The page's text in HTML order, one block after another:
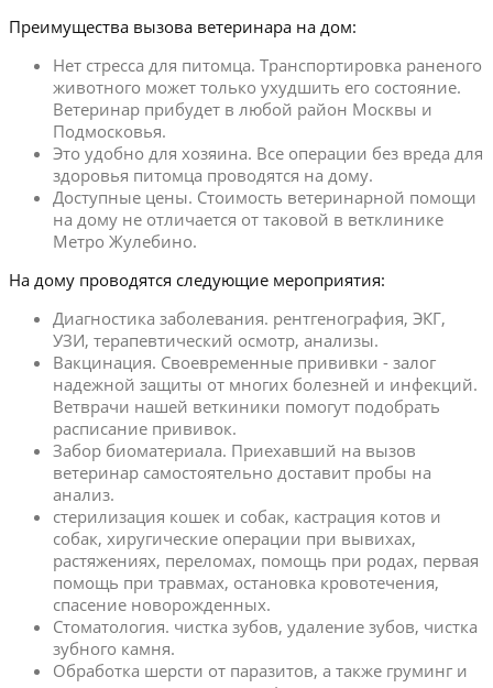
Преимущества вызова ветеринара на дом:
Нет стресса для питомца. Транспортировка раненого
животного может только ухудшить его состояние.
Ветеринар прибудет в любой район Москвы и
Подмосковья.
Это удобно для хозяина. Все операции без вреда для
здоровья питомца проводятся на дому.
Доступные цены. Стоимость ветеринарной помощи
на дому не отличается от таковой в ветклинике
Метро Жулебино.
На дому проводятся следующие мероприятия:
Диагностика заболевания. рентгенография, ЭКГ,
УЗИ, терапевтический осмотр, анализы.
Вакцинация. Своевременные прививки - залог
надежной защиты от многих болезней и инфекций.
Ветврачи нашей веткиники помогут подобрать
расписание прививок.
Забор биоматериала. Приехавший на вызов
ветеринар самостоятельно доставит пробы на
анализ.
стерилизация кошек и собак, кастрация котов и
собак, хиругические операции при вывихах,
растяжениях, переломах, помощь при родах, первая
помощь при травмах, остановка кровотечения,
спасение новорожденных.
Стоматология. чистка зубов, удаление зубов, чистка
зубного камня.
Обработка шерсти от паразитов, а также груминг и